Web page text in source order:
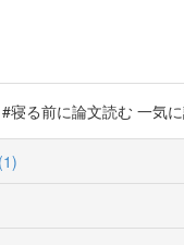
寝る前に論文読む 一気